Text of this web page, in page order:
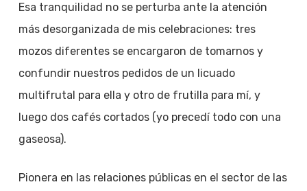
Esa tranquilidad no se perturba ante la atención
más desorganizada de mis celebraciones: tres
mozos diferentes se encargaron de tomarnos y
confundir nuestros pedidos de un licuado
multifrutal para ella y otro de frutilla para mí, y
luego dos cafés cortados (yo precedí todo con una
gaseosa).
Pionera en las relaciones públicas en el sector de las